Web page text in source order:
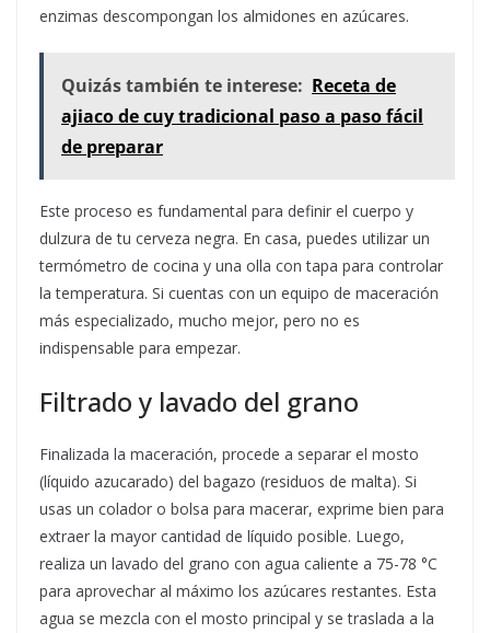
enzimas descompongan los almidones en azúcares.
Quizás también te interese: Receta de
ajiaco de cuy tradicional paso a paso fácil
de preparar
Este proceso es fundamental para definir el cuerpo y
dulzura de tu cerveza negra. En casa, puedes utilizar un
termómetro de cocina y una olla con tapa para controlar
la temperatura. Si cuentas con un equipo de maceración
más especializado, mucho mejor, pero no es
indispensable para empezar.
Filtrado y lavado del grano
Finalizada la maceración, procede a separar el mosto
(líquido azucarado) del bagazo (residuos de malta). Si
usas un colador o bolsa para macerar, exprime bien para
extraer la mayor cantidad de líquido posible. Luego,
realiza un lavado del grano con agua caliente a 75-78 °C
para aprovechar al máximo los azúcares restantes. Esta
agua se mezcla con el mosto principal y se traslada a la